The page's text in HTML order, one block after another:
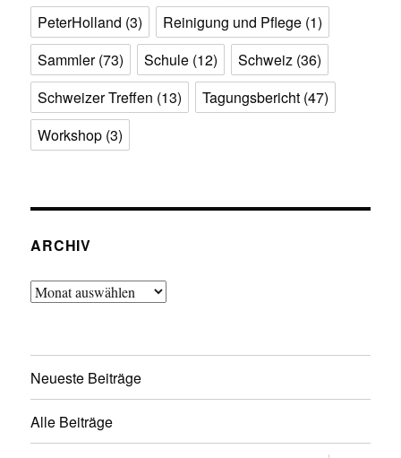
PeterHolland (3) Reinigung und Pflege (1)
Sammler(73) Schule (12) Schweiz (36)
Schweizer Treffen (13) Tagungsbericht (47)
Workshop (3)
ARCHIV
Archiv
Neueste Beiträge
Alle Beiträge